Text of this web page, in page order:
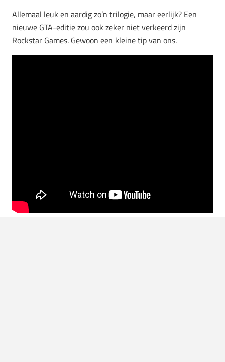
Allemaal leuk en aardig zo’n trilogie, maar eerlijk? Een
nieuwe GTA-editie zou ook zeker niet verkeerd zijn
Rockstar Games. Gewoon een kleine tip van ons.